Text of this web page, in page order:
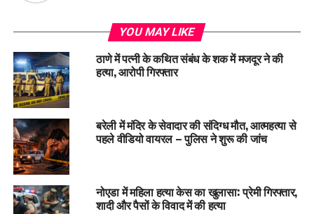
YOU MAY LIKE
ठाणे में पत्नी के कथित संबंध के शक में मजदूर ने की
हत्या, आरोपी गिरफ्तार
बरेली में मंदिर के सेवादार की संदिग्ध मौत, आत्महत्या से
पहले वीडियो वायरल – पुलिस ने शुरू की जांच
नोएडा में महिला हत्या केस का खुलासा: प्रेमी गिरफ्तार,
शादी और पैसों के विवाद में की हत्या